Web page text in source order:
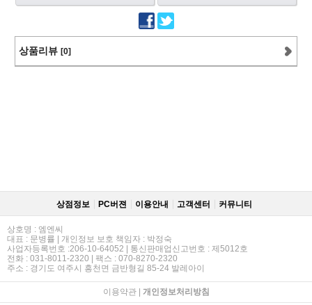
상품리뷰 [0]
상점정보 PC버젼 이용안내 고객센터 커뮤니티
상호명 : 엠엔씨
대표 : 문병률 | 개인정보 보호 책임자 : 박정숙
사업자등록번호 :206-10-64052 | 통신판매업신고번호 : 제5012호
전화 : 031-8011-2320 | 팩스 : 070-8270-2320
주소 : 경기도 여주시 흥천면 금반형길 85-24 발레아이
이용약관| 개인정보처리방침